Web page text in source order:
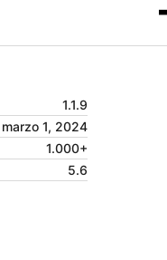
1.1.9
marzo 1, 2024
1.000+
5.6